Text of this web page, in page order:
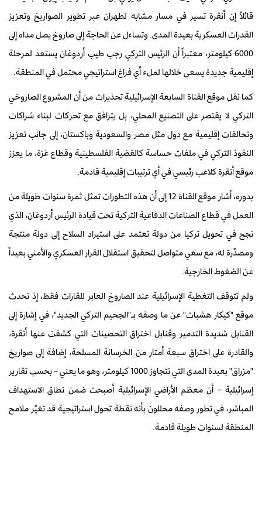
قائلاً إن أنقرة تسير في مسار مشابه لطهران عبر تطوير الصواريخ وتعزيز
القدرات العسكرية بعيدة المدى. وتساءل عن الحاجة إلى صاروخ يصل مداه إلى
6000 كيلومتر، معتبراً أن الرئيس التركي رجب طيب أردوغان يستعد لمرحلة
إقليمية جديدة يسعى خلالها لملء أي فراغ استراتيجي محتمل في المنطقة.
كما نقل موقع القناة السابعة الإسرائيلية تحذيرات من أن المشروع الصاروخي
التركي لا يقتصر على التصنيع المحلي، بل يترافق مع تحركات لبناء شراكات
وتحالفات إقليمية مع دول مثل مصر والسعودية وباكستان، إلى جانب تعزيز
النفوذ التركي في ملفات حساسة كالقضية الفلسطينية وقطاع غزة، ما يعزز
موقع أنقرة كلاعب رئيسي في أي ترتيبات إقليمية قادمة.
بدوره، أشار موقع القناة 12 إلى أن هذه التطورات تمثل ثمرة سنوات طويلة من
العمل في قطاع الصناعات الدفاعية التركية تحت قيادة الرئيس أردوغان، الذي
نجح في تحويل تركيا من دولة تعتمد على استيراد السلاح إلى دولة منتجة
ومصدّرة له، مع سعي متواصل لتحقيق استقلال القرار العسكري والأمني بعيداً
عن الضغوط الخارجية.
ولم تتوقف التغطية الإسرائيلية عند الصاروخ العابر للقارات فقط، إذ تحدث
موقع "كيكار هشبات" عن ما وصفه بـ"الجحيم التركي الجديد"، في إشارة إلى
القنابل شديدة التدمير وقنابل اختراق التحصينات التي كشفت عنها أنقرة،
والقادرة على اختراق سبعة أمتار من الخرسانة المسلحة، إضافة إلى صواريخ
"مزراق" بعيدة المدى التي تتجاوز 1000 كيلومتر، وهو ما يعني – بحسب تقارير
إسرائيلية – أن معظم الأراضي الإسرائيلية أصبحت ضمن نطاق الاستهداف
المباشر، في تطور وصفه محللون بأنه نقطة تحول استراتيجية قد تغيّر ملامح
المنطقة لسنوات طويلة قادمة.